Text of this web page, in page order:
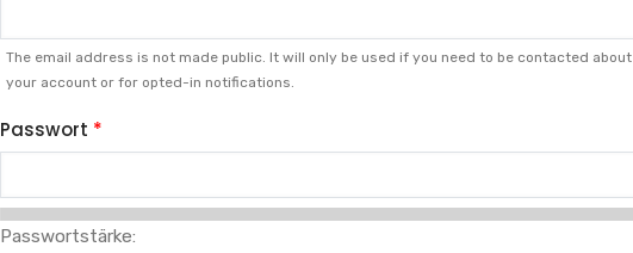
The email address is not made public. It will only be used if you need to be contacted about
your account or for opted-in notifications.
Passwort
Passwortstärke: